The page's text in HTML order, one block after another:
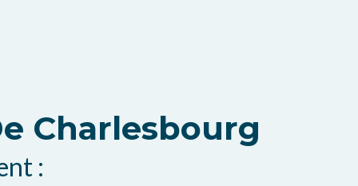
Charlesbourg
: